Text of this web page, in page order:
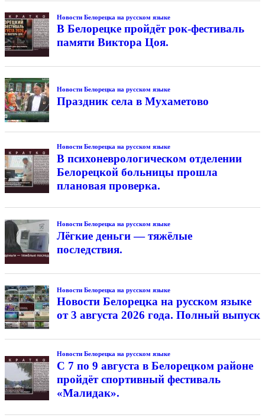
Новости Белорецка на русском языке
В Белорецке пройдёт рок-фестиваль
памяти Виктора Цоя.
Новости Белорецка на русском языке
Праздник села в Мухаметово
Новости Белорецка на русском языке
В психоневрологическом отделении
Белорецкой больницы прошла
плановая проверка.
Новости Белорецка на русском языке
Лёгкие деньги — тяжёлые
последствия.
Новости Белорецка на русском языке
Новости Белорецка на русском языке
от 3 августа 2026 года. Полный выпуск
Новости Белорецка на русском языке
С 7 по 9 августа в Белорецком районе
пройдёт спортивный фестиваль
«Малидак».